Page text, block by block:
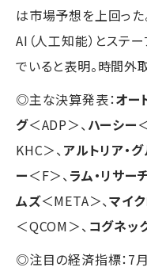
は市場予想を上回った
AI（人工知能）とステ
でいると表明。時間外
◎主な決算発表：オー
グ＜ADP＞、ハーシー
KHC＞、アルトリア・
ー＜F＞、ラム・リサー
ムズ＜META＞、マイ
＜QCOM＞、 コグネッ
◎注目の経済指標：7